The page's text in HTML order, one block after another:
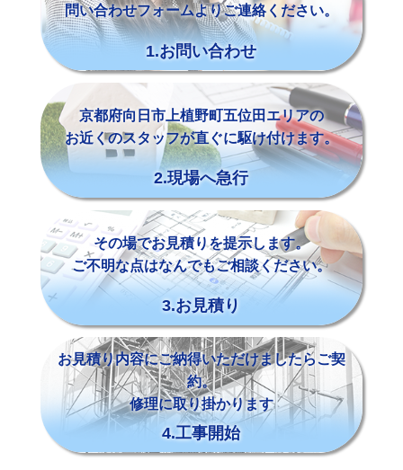
問い合わせフォームよりご連絡ください。
1.お問い合わせ
京都府向日市上植野町五位田エリアの
お近くのスタッフが直ぐに駆け付けます。
2.現場へ急行
その場でお見積りを提示します。
ご不明な点はなんでもご相談ください。
3.お見積り
お見積り内容にご納得いただけましたらご契
約。
修理に取り掛かります
4.工事開始